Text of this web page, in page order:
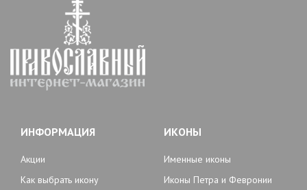
ИНФОРМАЦИЯ
Акции
Как выбрать икону
ИКОНЫ
Именные иконы
Иконы Петра и Февронии